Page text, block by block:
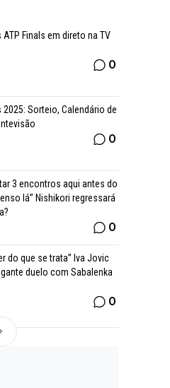
Finals em direto na TV
0
2025: Sorteio, Calendário de
0
3 encontros aqui antes do
lá” Nishikori regressará
0
do que se trata” Iva Jovic
duelo com Sabalenka
0